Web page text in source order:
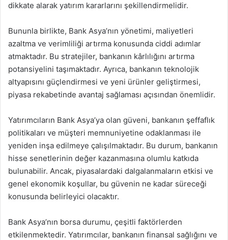
dikkate alarak yatırım kararlarını şekillendirmelidir.
Bununla birlikte, Bank Asya’nın yönetimi, maliyetleri
azaltma ve verimliliği artırma konusunda ciddi adımlar
atmaktadır. Bu stratejiler, bankanın kârlılığını artırma
potansiyelini taşımaktadır. Ayrıca, bankanın teknolojik
altyapısını güçlendirmesi ve yeni ürünler geliştirmesi,
piyasa rekabetinde avantaj sağlaması açısından önemlidir.
Yatırımcıların Bank Asya’ya olan güveni, bankanın şeffaflık
politikaları ve müşteri memnuniyetine odaklanması ile
yeniden inşa edilmeye çalışılmaktadır. Bu durum, bankanın
hisse senetlerinin değer kazanmasına olumlu katkıda
bulunabilir. Ancak, piyasalardaki dalgalanmaların etkisi ve
genel ekonomik koşullar, bu güvenin ne kadar süreceği
konusunda belirleyici olacaktır.
Bank Asya’nın borsa durumu, çeşitli faktörlerden
etkilenmektedir. Yatırımcılar, bankanın finansal sağlığını ve